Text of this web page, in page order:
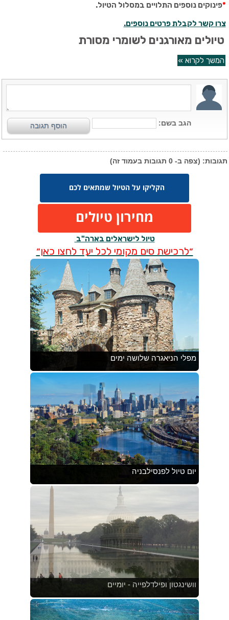
*פינוקים נוספים התלויים במסלול הטיול.
צרו קשר לקבלת פרטים נוספים.
טיולים מאורגנים לשומרי מסורת
המשך לקרוא »
הקליקו על הטיול שמתאים לכם
טיול לישראלים בארה"ב
מחירון טיולים
״לרכישת סים מקומי לכל יעד לחצו כאן״